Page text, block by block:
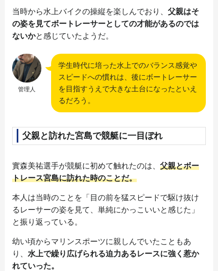
当時から水上バイクの操縦を楽しんでおり、 父親はそ
の姿を見てボートレーサーとしての才能があるのでは
ないかと感じていたようだ。
管理人
学生時代に培った水上でのバランス感覚や
スピードへの慣れは、後にボートレーサー
を目指すうえで大きな土台になったといえ
るだろう。
父親と訪れた宮島で競艇に一目ぼれ
實森美祐選手が競艇に初めて触れたのは、 父親とボー
トレース宮島に訪れた時のことだ。
本人は当時のことを「目の前を猛スピードで駆け抜け
るレーサーの姿を見て、単純にかっこいいと感じた」
と振り返っている。
幼い頃からマリンスポーツに親しんでいたこともあ
り、 水上で繰り広げられる迫力あるレースに強く惹か
れていった。